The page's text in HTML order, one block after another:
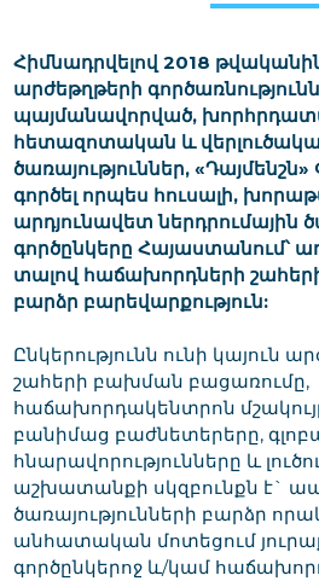
Հիմնադրվելով 2018
արժեթղթերի
պայմանավորված,
հետազոտական և
ծառայություններ,
գործել որպես հուսալի,
արդյունավետ ներդրումային
գործընկերը Հայաստանում՝
տալով հաճախորդների
բարձր բարեվարքություն:
Ընկերությունն ունի կայուն
շահերի բախման բացառումը,
հաճախորդակենտրոն
բանիմաց բաժնետերերը,
հնարավորությունները և
աշխատանքի սկզբունքն է`
ծառայությունների բարձր
անհատական մոտեցում
գործընկերոջ և/կամ